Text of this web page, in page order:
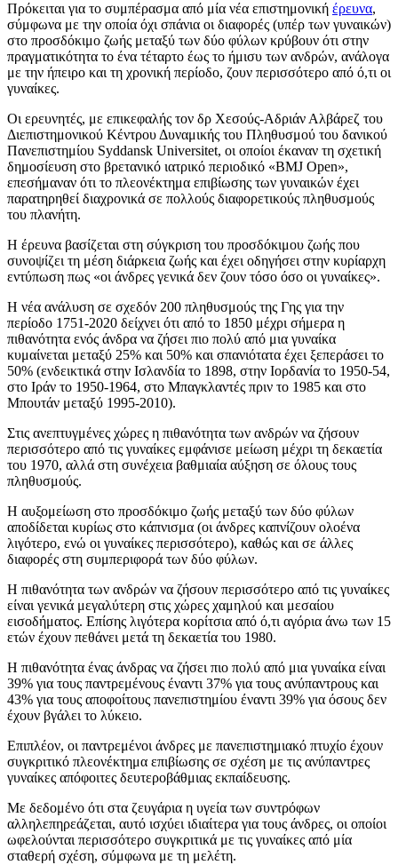
Πρόκειται για το συμπέρασμα από μία νέα επιστημονική έρευνα,
σύμφωνα με την οποία όχι σπάνια οι διαφορές (υπέρ των γυναικών)
στο προσδόκιμο ζωής μεταξύ των δύο φύλων κρύβουν ότι στην
πραγματικότητα το ένα τέταρτο έως το ήμισυ των ανδρών, ανάλογα
με την ήπειρο και τη χρονική περίοδο, ζουν περισσότερο από ό,τι οι
γυναίκες.
Οι ερευνητές, με επικεφαλής τον δρ Χεσούς-Αδριάν Αλβάρεζ του
Διεπιστημονικού Κέντρου Δυναμικής του Πληθυσμού του δανικού
Πανεπιστημίου Syddansk Universitet, οι οποίοι έκαναν τη σχετική
δημοσίευση στο βρετανικό ιατρικό περιοδικό «BMJ Open»,
επεσήμαναν ότι το πλεονέκτημα επιβίωσης των γυναικών έχει
παρατηρηθεί διαχρονικά σε πολλούς διαφορετικούς πληθυσμούς
του πλανήτη.
Η έρευνα βασίζεται στη σύγκριση του προσδόκιμου ζωής που
συνοψίζει τη μέση διάρκεια ζωής και έχει οδηγήσει στην κυρίαρχη
εντύπωση πως «οι άνδρες γενικά δεν ζουν τόσο όσο οι γυναίκες».
Η νέα ανάλυση σε σχεδόν 200 πληθυσμούς της Γης για την
περίοδο 1751-2020 δείχνει ότι από το 1850 μέχρι σήμερα η
πιθανότητα ενός άνδρα να ζήσει πιο πολύ από μια γυναίκα
κυμαίνεται μεταξύ 25% και 50% και σπανιότατα έχει ξεπεράσει το
50% (ενδεικτικά στην Ισλανδία το 1898, στην Ιορδανία το 1950-54,
στο Ιράν το 1950-1964, στο Μπαγκλαντές πριν το 1985 και στο
Μπουτάν μεταξύ 1995-2010).
Στις ανεπτυγμένες χώρες η πιθανότητα των ανδρών να ζήσουν
περισσότερο από τις γυναίκες εμφάνισε μείωση μέχρι τη δεκαετία
του 1970, αλλά στη συνέχεια βαθμιαία αύξηση σε όλους τους
πληθυσμούς.
Η αυξομείωση στο προσδόκιμο ζωής μεταξύ των δύο φύλων
αποδίδεται κυρίως στο κάπνισμα (οι άνδρες καπνίζουν ολοένα
λιγότερο, ενώ οι γυναίκες περισσότερο), καθώς και σε άλλες
διαφορές στη συμπεριφορά των δύο φύλων.
Η πιθανότητα των ανδρών να ζήσουν περισσότερο από τις γυναίκες
είναι γενικά μεγαλύτερη στις χώρες χαμηλού και μεσαίου
εισοδήματος. Επίσης λιγότερα κορίτσια από ό,τι αγόρια άνω των 15
ετών έχουν πεθάνει μετά τη δεκαετία του 1980.
Η πιθανότητα ένας άνδρας να ζήσει πιο πολύ από μια γυναίκα είναι
39% για τους παντρεμένους έναντι 37% για τους ανύπαντρους και
43% για τους αποφοίτους πανεπιστημίου έναντι 39% για όσους δεν
έχουν βγάλει το λύκειο.
Επιπλέον, οι παντρεμένοι άνδρες με πανεπιστημιακό πτυχίο έχουν
συγκριτικό πλεονέκτημα επιβίωσης σε σχέση με τις ανύπαντρες
γυναίκες απόφοιτες δευτεροβάθμιας εκπαίδευσης.
Με δεδομένο ότι στα ζευγάρια η υγεία των συντρόφων
αλληλεπηρεάζεται, αυτό ισχύει ιδιαίτερα για τους άνδρες, οι οποίοι
ωφελούνται περισσότερο συγκριτικά με τις γυναίκες από μία
σταθερή σχέση, σύμφωνα με τη μελέτη.